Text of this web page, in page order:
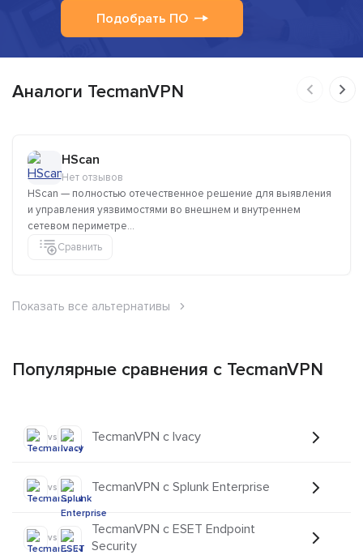
Подобрать ПО
Аналоги TecmanVPN
HScan
Нет отзывов
HScan — полностью отечественное решение для выявления
и управления уязвимостями во внешнем и внутреннем
сетевом периметре...
Сравнить
Показать все альтернативы
Популярные сравнения с TecmanVPN
vs TecmanVPN с Ivacy
vs TecmanVPN с Splunk Enterprise
vs
TecmanVPN с ESET Endpoint
Security